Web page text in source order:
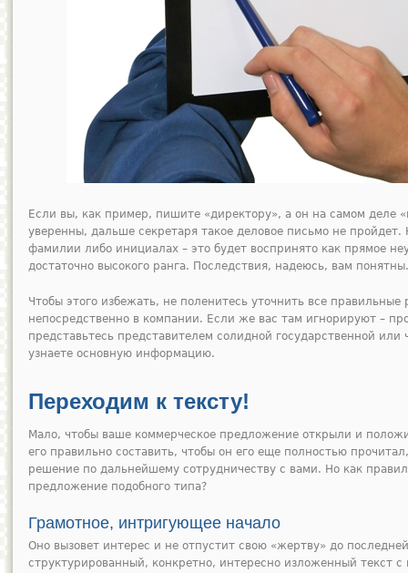
Если вы, как пример, пишите «директору», а он на самом деле
уверенны, дальше секретаря такое деловое письмо не
фамилии либо инициалах – это будет воспринято как прямое
достаточно высокого ранга. Последствия, надеюсь, вам понятны.
Чтобы этого избежать, не поленитесь уточнить все
непосредственно в компании. Если же вас там игнорируют –
представьтесь представителем солидной государственной или
узнаете основную информацию.
Переходим к тексту!
Мало, чтобы ваше коммерческое предложение открыли и
его правильно составить, чтобы он его еще полностью
решение по дальнейшему сотрудничеству с вами. Но как
предложение подобного типа?
Грамотное, интригующее начало
Оно вызовет интерес и не отпустит свою «жертву» до
структурированный, конкретно, интересно изложенный текст